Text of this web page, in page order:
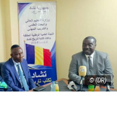
© (DR)